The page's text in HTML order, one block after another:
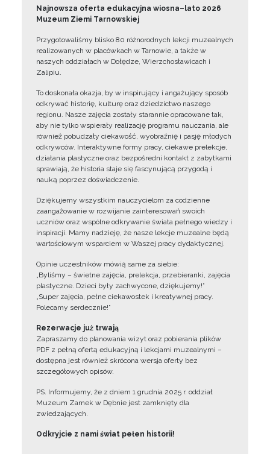
Najnowsza oferta edukacyjna wiosna–lato 2026
Muzeum Ziemi Tarnowskiej
Przygotowaliśmy blisko 80 różnorodnych lekcji muzealnych
realizowanych w placówkach w Tarnowie, a także w
naszych oddziałach w Dołędze, Wierzchosławicach i
Zalipiu.
To doskonała okazja, by w inspirujący i angażujący sposób
odkrywać historię, kulturę oraz dziedzictwo naszego
regionu. Nasze zajęcia zostały starannie opracowane tak,
aby nie tylko wspierały realizację programu nauczania, ale
również pobudzały ciekawość, wyobraźnię i pasję młodych
odkrywców. Interaktywne formy pracy, ciekawe prelekcje,
działania plastyczne oraz bezpośredni kontakt z zabytkami
sprawiają, że historia staje się fascynującą przygodą i
nauką poprzez doświadczenie.
Dziękujemy wszystkim nauczycielom za codzienne
zaangażowanie w rozwijanie zainteresowań swoich
uczniów oraz wspólne odkrywanie świata pełnego wiedzy i
inspiracji. Mamy nadzieję, że nasze lekcje muzealne będą
wartościowym wsparciem w Waszej pracy dydaktycznej.
Opinie uczestników mówią same za siebie:
„Byliśmy – świetne zajęcia, prelekcja, przebieranki, zajęcia
plastyczne. Dzieci były zachwycone, dziękujemy!”
„Super zajęcia, pełne ciekawostek i kreatywnej pracy.
Polecamy serdecznie!”
Rezerwacje już trwają
Zapraszamy do planowania wizyt oraz pobierania plików
PDF z pełną ofertą edukacyjną i lekcjami muzealnymi –
dostępna jest również skrócona wersja oferty bez
szczegółowych opisów.
PS. Informujemy, że z dniem 1 grudnia 2025 r. oddział
Muzeum Zamek w Dębnie jest zamknięty dla
zwiedzających.
Odkryjcie z nami świat pełen historii!